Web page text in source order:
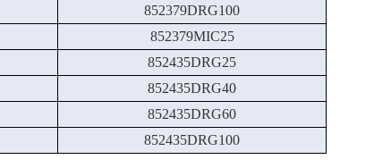
852379DRG100
852379MIC25
852435DRG25
852435DRG40
852435DRG60
852435DRG100